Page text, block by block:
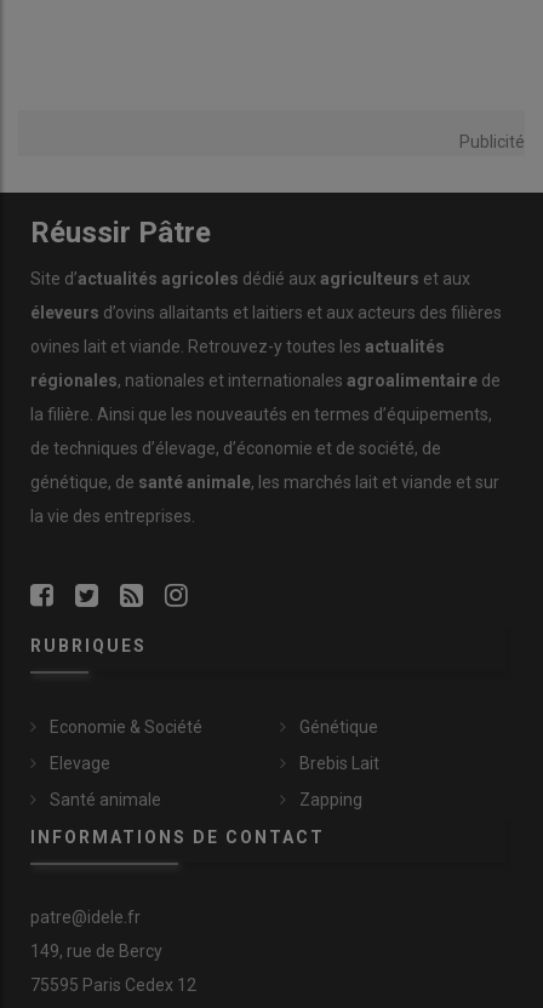
Publicité
Réussir Pâtre
Site d’actualités agricoles dédié aux agriculteurs et aux
éleveurs d’ovins allaitants et laitiers et aux acteurs des filières
ovines lait et viande. Retrouvez-y toutes les actualités
régionales, nationales et internationales agroalimentaire de
la filière. Ainsi que les nouveautés en termes d’équipements,
de techniques d’élevage, d’économie et de société, de
génétique, de santé animale, les marchés lait et viande et sur
la vie des entreprises.
RUBRIQUES
Economie & Société
Elevage
Santé animale
Génétique
Brebis Lait
Zapping
INFORMATIONS DE CONTACT
patre@idele.fr
149, rue de Bercy
75595 Paris Cedex 12